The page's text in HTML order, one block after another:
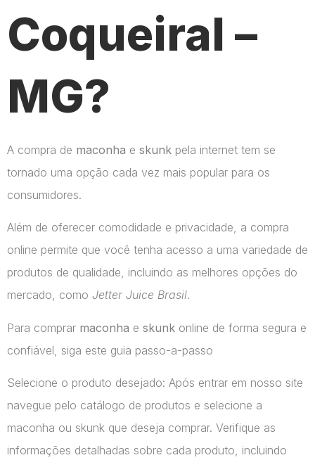
Coqueiral –
MG?
A compra de maconha e skunk pela internet tem se
tornado uma opção cada vez mais popular para os
consumidores.
Além de oferecer comodidade e privacidade, a compra
online permite que você tenha acesso a uma variedade de
produtos de qualidade, incluindo as melhores opções do
mercado, como Jetter Juice Brasil.
Para comprar maconha e skunk online de forma segura e
confiável, siga este guia passo-a-passo
Selecione o produto desejado: Após entrar em nosso site
navegue pelo catálogo de produtos e selecione a
maconha ou skunk que deseja comprar. Verifique as
informações detalhadas sobre cada produto, incluindo